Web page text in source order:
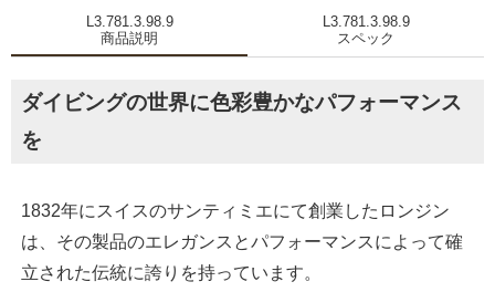
L3.781.3.98.9
商品説明
L3.781.3.98.9
スペック
ダイビングの世界に色彩豊かなパフォーマンス
を
1832年にスイスのサンティミエにて創業したロンジン
は、その製品のエレガンスとパフォーマンスによって確
立された伝統に誇りを持っています。